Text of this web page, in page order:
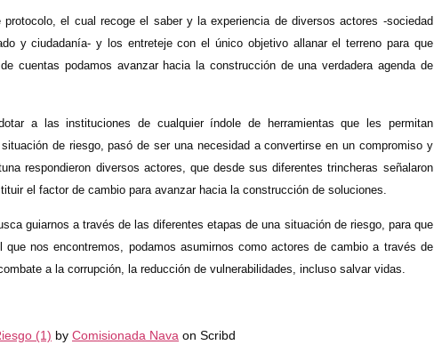
el cual recoge el saber y la experiencia de diversos actores -sociedad
y ciudadanía- y los entreteje con el único objetivo allanar el terreno para que
cuentas podamos avanzar hacia la construcción de una verdadera agenda de
a las instituciones de cualquier índole de herramientas que les permitan
de riesgo, pasó de ser una necesidad a convertirse en un compromiso y
respondieron diversos actores, que desde sus diferentes trincheras señalaron
el factor de cambio para avanzar hacia la construcción de soluciones.
guiarnos a través de las diferentes etapas de una situación de riesgo, para que
nos encontremos, podamos asumirnos como actores de cambio a través de
a la corrupción, la reducción de vulnerabilidades, incluso salvar vidas.
(1) by Comisionada Nava on Scribd